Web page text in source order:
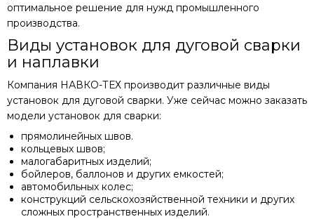
оптимальное решение для нужд промышленного
производства.
Виды установок для дуговой сварки
и наплавки
Компания НАВКО-ТЕХ производит различные виды
установок для дуговой сварки. Уже сейчас можно заказать
модели установок для сварки:
прямолинейных швов.
кольцевых швов;
малогабаритных изделий;
бойлеров, баллонов и других емкостей;
автомобильных колес;
конструкций сельскохозяйственной техники и других
сложных пространственных изделий.